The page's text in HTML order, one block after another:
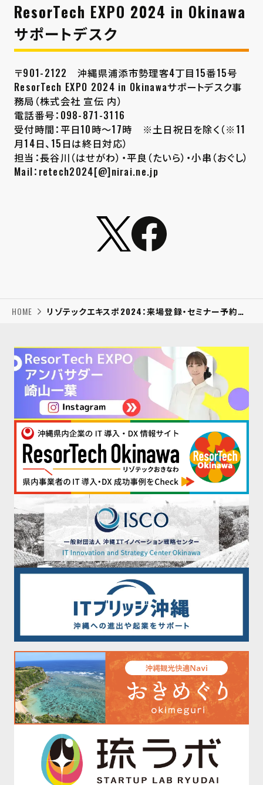
ResorTech EXPO 2024 in Okinawa
サポートデスク
〒901-2122 沖縄県浦添市勢理客4丁目15番15号
ResorTech EXPO 2024 in Okinawaサポートデスク事
務局（株式会社 宣伝 内）
電話番号：098-871-3116
受付時間：平日10時～17時 ※土日祝日を除く（※11
月14日、15日は終日対応）
担当：長谷川（はせがわ）・平良（たいら）・小串（おぐし）
Mail：retech2024[@]nirai.ne.jp
HOME リゾテックエキスポ2024：来場登録・セミナー予約方法